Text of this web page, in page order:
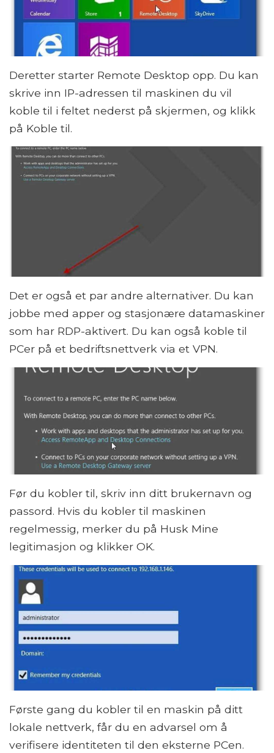
Deretter starter Remote Desktop opp. Du kan
skrive inn IP-adressen til maskinen du vil
koble til i feltet nederst på skjermen, og klikk
på Koble til.
Det er også et par andre alternativer. Du kan
jobbe med apper og stasjonære datamaskiner
som har RDP-aktivert. Du kan også koble til
PCer på et bedriftsnettverk via et VPN.
Før du kobler til, skriv inn ditt brukernavn og
passord. Hvis du kobler til maskinen
regelmessig, merker du på Husk Mine
legitimasjon og klikker OK.
Første gang du kobler til en maskin på ditt
lokale nettverk, får du en advarsel om å
verifisere identiteten til den eksterne PCen.